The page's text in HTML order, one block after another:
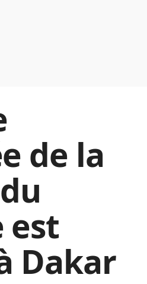
de la
est
Dakar